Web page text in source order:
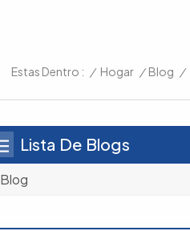
Estas Dentro : / Hogar / Blog /
Lista De Blogs
Blog